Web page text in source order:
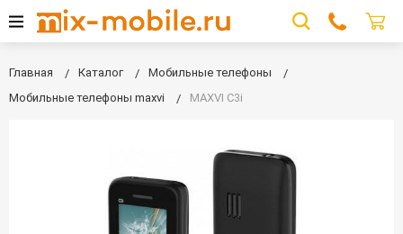
Главная Каталог
Мобильные телефоны
Мобильные телефоны maxvi
MAXVI C3i